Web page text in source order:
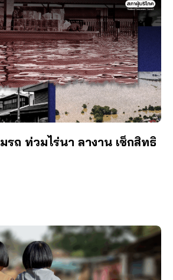
ถ ท่วมไร่นา ลางาน เช็กสิทธิ